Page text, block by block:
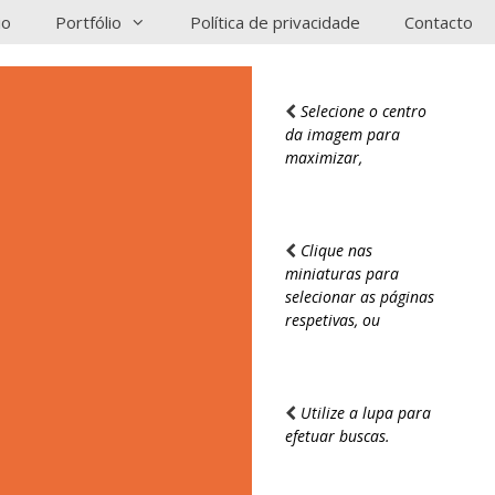
Portfólio Política de privacidade Contacto
Selecione o centro
da imagem para
maximizar,
Clique nas
miniaturas para
selecionar as páginas
respetivas, ou
Utilize a lupa para
efetuar buscas.